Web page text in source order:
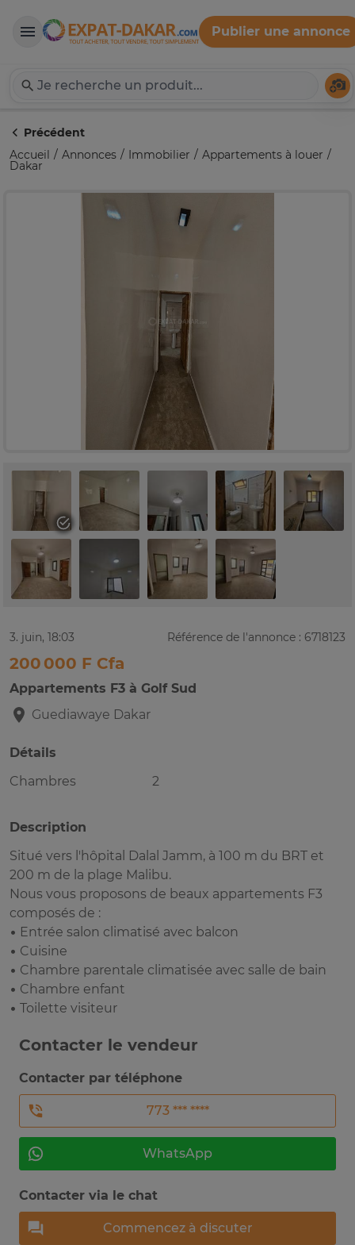
Expat-Dakar
Publier une annonce
Précédent
Accueil
Annonces Immobilier Appartements à louer
Dakar
3. juin, 18:03 Référence de l'annonce : 6718123
200 000 F Cfa
Appartements F3 à Golf Sud
Guediawaye Dakar
Détails
Chambres
2
Description
Situé vers l'hôpital Dalal Jamm, à 100 m du BRT et
200 m de la plage Malibu.
Nous vous proposons de beaux appartements F3
composés de :
• Entrée salon climatisé avec balcon
• Cuisine
• Chambre parentale climatisée avec salle de bain
• Chambre enfant
• Toilette visiteur
Contacter le vendeur
Contacter par téléphone
773 *** ****
WhatsApp
Contacter via le chat
Commencez à discuter